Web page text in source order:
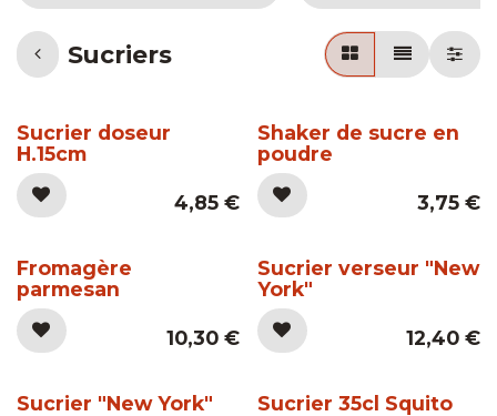
Sucriers
Sucrier doseur
H.15cm
4,85€
Shaker de sucre en
poudre
3,75€
Fromagère
parmesan
10,30€
Sucrier verseur "New
York"
12,40€
Sucrier "New York" Sucrier 35cl Squito